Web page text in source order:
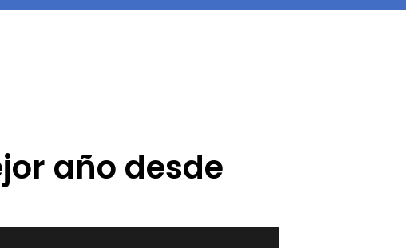
año desde